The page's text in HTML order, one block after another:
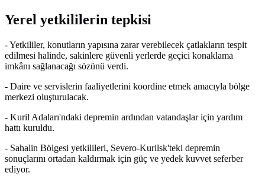
Yerel yetkililerin tepkisi
- Yetkililer, konutların yapısına zarar verebilecek çatlakların tespit
edilmesi halinde, sakinlere güvenli yerlerde geçici konaklama
imkânı sağlanacağı sözünü verdi.
- Daire ve servislerin faaliyetlerini koordine etmek amacıyla bölge
merkezi oluşturulacak.
- Kuril Adaları'ndaki depremin ardından vatandaşlar için yardım
hattı kuruldu.
- Sahalin Bölgesi yetkilileri, Severo-Kurilsk'teki depremin
sonuçlarını ortadan kaldırmak için güç ve yedek kuvvet seferber
ediyor.